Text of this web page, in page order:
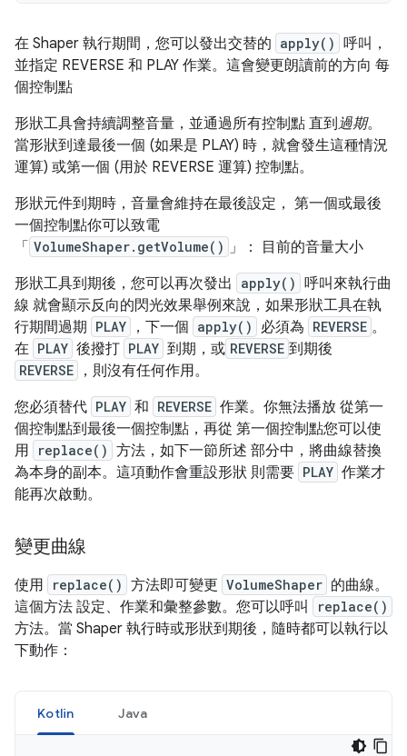
在 Shaper 執行期間，您可以發出交替的 apply() 呼叫，
並指定 REVERSE 和 PLAY 作業。這會變更朗讀前的方向 每
個控制點
形狀工具會持續調整音量，並通過所有控制點 直到過期。
當形狀到達最後一個 (如果是 PLAY) 時，就會發生這種情況
運算) 或第一個 (用於 REVERSE 運算) 控制點。
形狀元件到期時，音量會維持在最後設定， 第一個或最後
一個控制點你可以致電
「 VolumeShaper.getVolume() 」： 目前的音量大小
形狀工具到期後，您可以再次發出
apply() 呼叫來執行曲
線 就會顯示反向的閃光效果舉例來說，如果形狀工具在執
行期間過期
PLAY ，下一個 apply() 必須為 REVERSE 。
在 PLAY 後撥打 PLAY 到期，或 REVERSE 到期後
REVERSE
，則沒有任何作用。
您必須替代 PLAY 和 REVERSE 作業。你無法播放 從第一
個控制點到最後一個控制點，再從 第一個控制點您可以使
用
replace() 方法，如下一節所述 部分中，將曲線替換
為本身的副本。這項動作會重設形狀 則需要 PLAY 作業才
能再次啟動。
變更曲線
使用 replace() 方法即可變更 VolumeShaper 的曲線。
這個方法 設定、作業和彙整參數。您可以呼叫
replace()
方法。當 Shaper 執行時或形狀到期後，隨時都可以執行以
下動作：
Kotlin Java